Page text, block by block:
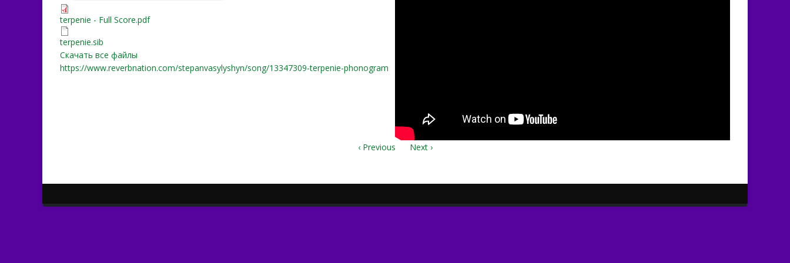
terpenie - Full Score.pdf
terpenie - Full Score.pdf
terpenie.sib
terpenie.sib
Скачать все файлы
https://www.reverbnation.com/stepanvasylyshyn/song/13347309-terpenie-phonogram
‹ Previous Next ›